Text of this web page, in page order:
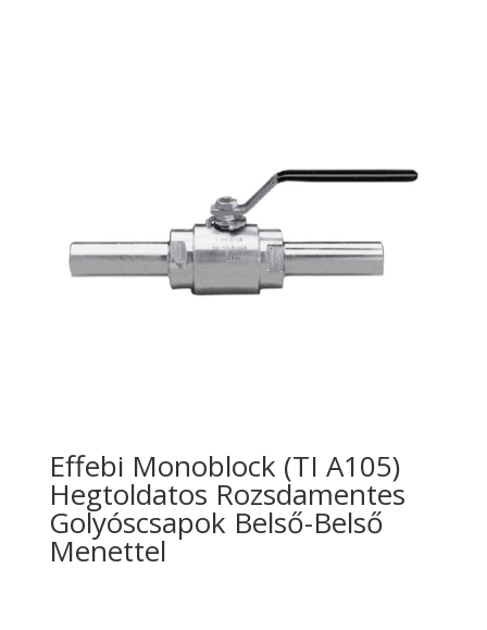
Effebi Monoblock (TI A105)
Hegtoldatos Rozsdamentes
Golyóscsapok Belső-Belső
Menettel